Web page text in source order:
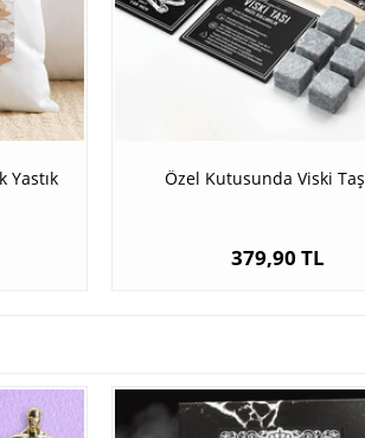
Yastık Özel Kutusunda Viski
379,90 TL